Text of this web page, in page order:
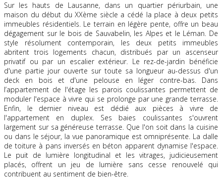
Sur les hauts de Lausanne, dans un quartier périurbain, une
maison du début du XXème siècle a cédé la place à deux petits
immeubles résidentiels. Le terrain en légère pente, offre un beau
dégagement sur le bois de Sauvabelin, les Alpes et le Léman. De
style résolument contemporain, les deux petits immeubles
abritent trois logements chacun, distribués par un ascenseur
privatif ou par un escalier extérieur. Le rez-de-jardin bénéficie
d'une partie jour ouverte sur toute sa longueur au-dessus d'un
deck en bois et d'une pelouse en léger contre-bas. Dans
l’appartement de l'étage les parois coulissantes permettent de
moduler l'espace à vivre qui se prolonge par une grande terrasse.
Enfin, le dernier niveau est dédié aux pièces à vivre de
l'appartement en duplex. Ses baies coulissantes s'ouvrent
largement sur sa généreuse terrasse. Que l'on soit dans la cuisine
ou dans le séjour, la vue panoramique est omniprésente. La dalle
de toiture à pans inversés en béton apparent dynamise l'espace.
Le puit de lumière longitudinal et les vitrages, judicieusement
placés, offrent un jeu de lumière sans cesse renouvelé qui
contribuent au sentiment de bien-être.